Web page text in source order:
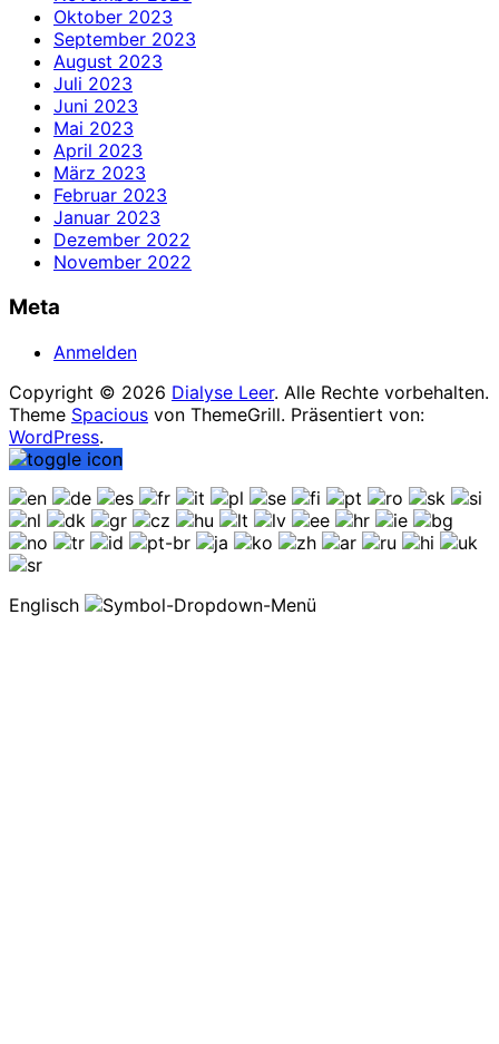
Oktober 2023
September 2023
August 2023
Juli 2023
Juni 2023
Mai 2023
April 2023
März 2023
Februar 2023
Januar 2023
Dezember 2022
November 2022
Meta
Anmelden
Copyright © 2026 Dialyse Leer. Alle Rechte vorbehalten.
Theme Spacious von ThemeGrill. Präsentiert von:
WordPress.
Englisch